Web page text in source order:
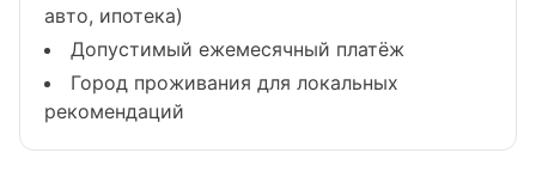
авто, ипотека)
Допустимый ежемесячный платёж
Город проживания для локальных
рекомендаций